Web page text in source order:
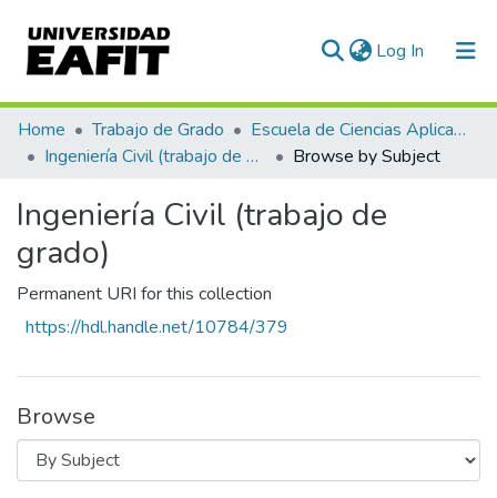
Log In (current)
Communities & Collections
All of DSpace
Home Trabajo de Grado
Escuela de Ciencias Aplicadas e Ingeniería
Ingeniería Civil (trabajo de grado)
Browse by Subject
Ingeniería Civil (trabajo de
grado)
Permanent URI for this collection
https://hdl.handle.net/10784/379
Browse